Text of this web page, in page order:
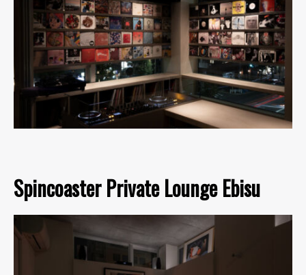
Spincoaster Private Lounge Ebisu